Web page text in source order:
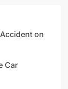
on
Car